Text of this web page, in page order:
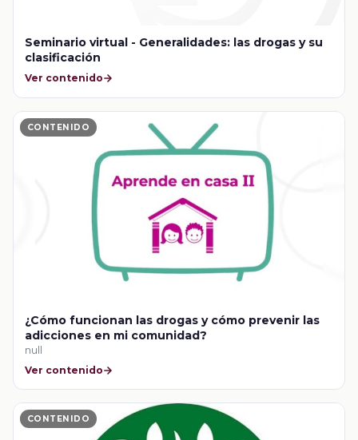
Seminario virtual - Generalidades: las drogas y su
clasificación
Ver contenido
CONTENIDO
¿Cómo funcionan las drogas y cómo prevenir las
adicciones en mi comunidad?
null
Ver contenido
CONTENIDO